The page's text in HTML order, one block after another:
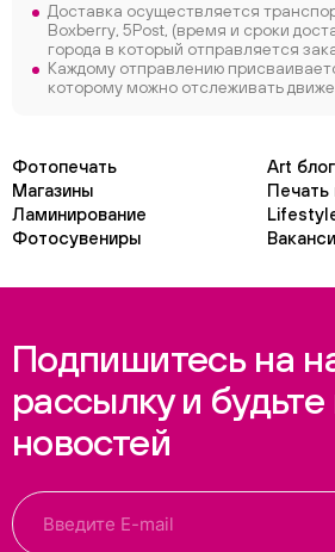
Доставка осуществляется
Boxberry, 5Post, (время и сроки
города в который отправляется
Каждому отправлению
которому можно отслеживать
Фотопечать
Art блог
Магазины
Печать
Ламинирование
Фотосувениры
Подпишитесь на
рассылку и будьте
новостей